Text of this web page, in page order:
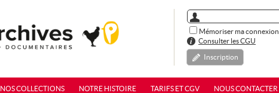
Mémoriser ma connexion
Consulter les CGU
Inscription
NOS COLLECTIONS NOTRE HISTOIRE TARIFS ET CGV NOUS CONTACTER